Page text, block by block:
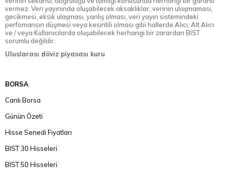
vermez. Veri yayınında oluşabilecek aksaklıklar, verinin ulaşmaması,
gecikmesi, eksik ulaşması, yanlış olması, veri yayın sistemindeki
perfomansın düşmesi veya kesintili olması gibi hallerde Alıcı, Alt Alıcı
ve / veya Kullanıcılarda oluşabilecek herhangi bir zarardan BIST
sorumlu değildir.
Uluslarası döviz piyasası kuru
BORSA
Canlı Borsa
Günün Özeti
Hisse Senedi Fiyatları
BIST 30 Hisseleri
BIST 50 Hisseleri